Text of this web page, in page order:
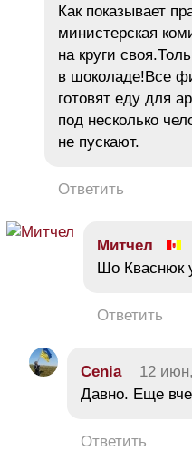
Как показывает
министерская
на круги
в шоколаде!Все
готовят еду для
под несколько
не пускают.
Ответить
Митчел
Шо Кваснюк
Ответить
Cenia 12
Давно. Еще
Ответить